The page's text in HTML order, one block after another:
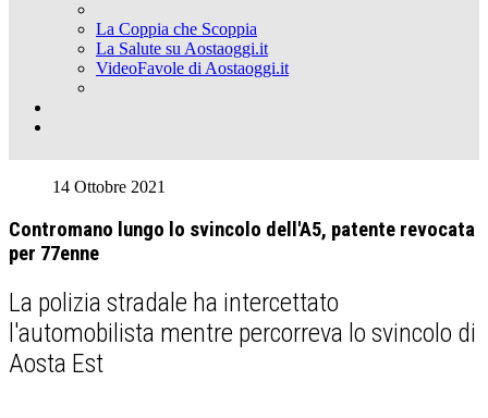
La Coppia che Scoppia
La Salute su Aostaoggi.it
VideoFavole di Aostaoggi.it
14 Ottobre 2021
Contromano lungo lo svincolo dell'A5, patente revocata
per 77enne
La polizia stradale ha intercettato
l'automobilista mentre percorreva lo svincolo di
Aosta Est